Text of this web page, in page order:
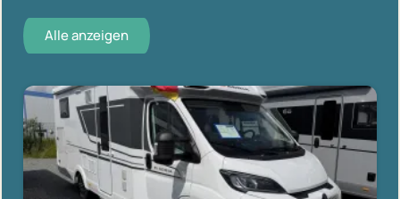
Alle anzeigen